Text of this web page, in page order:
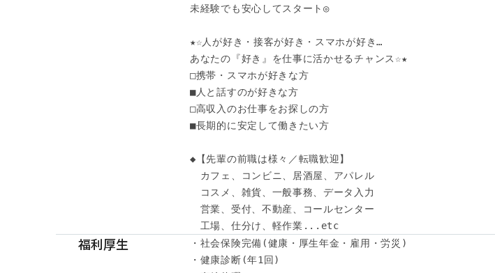
未経験でも安心してスタート◎
★☆人が好き・接客が好き・スマホが好き…
あなたの『好き』を仕事に活かせるチャンス☆★
□携帯・スマホが好きな方
■人と話すのが好きな方
□高収入のお仕事をお探しの方
■長期的に安定して働きたい方
◆【先輩の前職は様々／転職歓迎】
カフェ、コンビニ、居酒屋、アパレル
コスメ、雑貨、一般事務、データ入力
営業、受付、不動産、コールセンター
工場、仕分け、軽作業...etc
福利厚生
・社会保険完備(健康・厚生年金・雇用・労災)
・健康診断(年1回)